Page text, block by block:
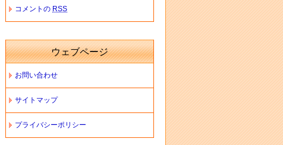
コメントの RSS
ウェブページ
お問い合わせ
サイトマップ
プライバシーポリシー